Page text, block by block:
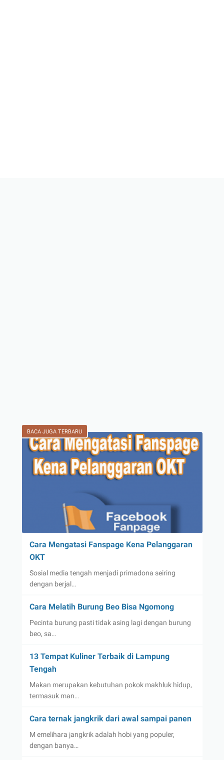
BACA JUGA TERBARU
Cara Mengatasi Fanspage Kena Pelanggaran
OKT
Sosial media tengah menjadi primadona seiring
dengan berjal…
Cara Melatih Burung Beo Bisa Ngomong
Pecinta burung pasti tidak asing lagi dengan burung
beo, sa…
13 Tempat Kuliner Terbaik di Lampung
Tengah
Makan merupakan kebutuhan pokok makhluk hidup,
termasuk man…
Cara ternak jangkrik dari awal sampai panen
M emelihara jangkrik adalah hobi yang populer,
dengan banya…